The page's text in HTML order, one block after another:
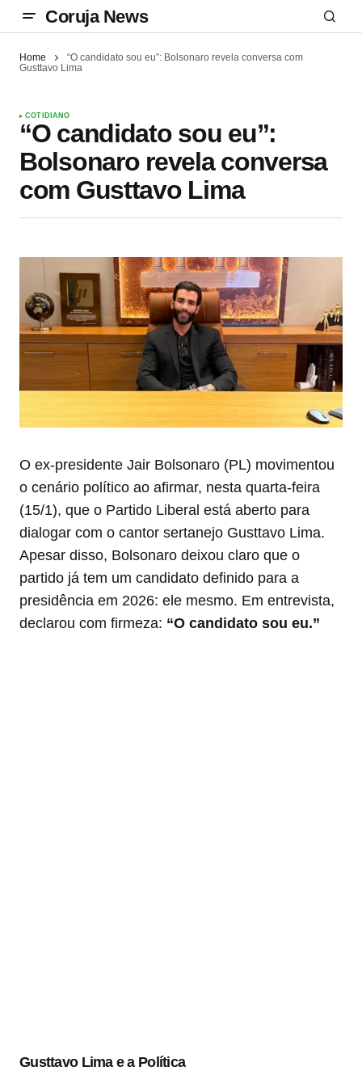
Coruja News
Home
“O candidato sou eu”: Bolsonaro revela conversa com
Gusttavo Lima
COTIDIANO
“O candidato sou eu”:
Bolsonaro revela conversa
com Gusttavo Lima
O ex-presidente Jair Bolsonaro (PL) movimentou
o cenário político ao afirmar, nesta quarta-feira
(15/1), que o Partido Liberal está aberto para
dialogar com o cantor sertanejo Gusttavo Lima.
Apesar disso, Bolsonaro deixou claro que o
partido já tem um candidato definido para a
presidência em 2026: ele mesmo. Em entrevista,
declarou com firmeza: “O candidato sou eu.”
Gusttavo Lima e a Política